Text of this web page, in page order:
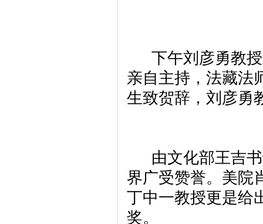
下午刘彦勇教授
亲自主持，法藏法
生致贺辞，刘彦勇
由文化部王吉书
界广受赞誉。美院
丁中一教授更是给
奖。